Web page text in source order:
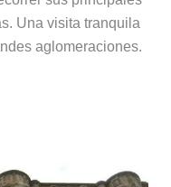
Una visita tranquila
aglomeraciones.